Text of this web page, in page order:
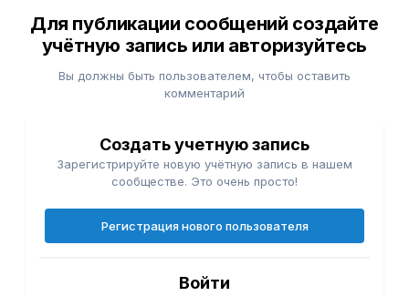
Для публикации сообщений создайте
учётную запись или авторизуйтесь
Вы должны быть пользователем, чтобы оставить
комментарий
Создать учетную запись
Зарегистрируйте новую учётную запись в нашем
сообществе. Это очень просто!
Регистрация нового пользователя
Войти